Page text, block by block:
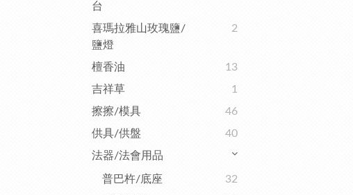
台
喜瑪拉雅山玫瑰鹽/
鹽燈
2
檀香油
13
吉祥草
1
擦擦/模具
46
供具/供盤
40
法器/法會用品
普巴杵/底座
32